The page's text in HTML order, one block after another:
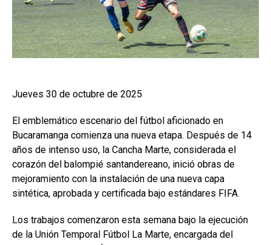
Jueves 30 de octubre de 2025
El emblemático escenario del fútbol aficionado en
Bucaramanga comienza una nueva etapa. Después de 14
años de intenso uso, la Cancha Marte, considerada el
corazón del balompié santandereano, inició obras de
mejoramiento con la instalación de una nueva capa
sintética, aprobada y certificada bajo estándares FIFA.
Los trabajos comenzaron esta semana bajo la ejecución
de la Unión Temporal Fútbol La Marte, encargada del